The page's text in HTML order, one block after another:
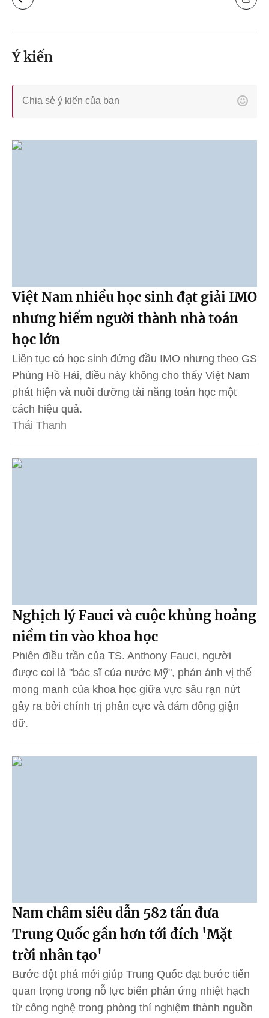
Ý kiến
Việt Nam nhiều học sinh đạt giải IMO
nhưng hiếm người thành nhà toán
học lớn
Liên tục có học sinh đứng đầu IMO nhưng theo GS
Phùng Hồ Hải, điều này không cho thấy Việt Nam
phát hiện và nuôi dưỡng tài năng toán học một
cách hiệu quả.
Thái Thanh
Nghịch lý Fauci và cuộc khủng hoảng
niềm tin vào khoa học
Phiên điều trần của TS. Anthony Fauci, người
được coi là "bác sĩ của nước Mỹ", phản ánh vị thế
mong manh của khoa học giữa vực sâu rạn nứt
gây ra bởi chính trị phân cực và đám đông giận
dữ.
Nam châm siêu dẫn 582 tấn đưa
Trung Quốc gần hơn tới đích 'Mặt
trời nhân tạo'
Bước đột phá mới giúp Trung Quốc đạt bước tiến
quan trọng trong nỗ lực biến phản ứng nhiệt hạch
từ công nghệ trong phòng thí nghiệm thành nguồn